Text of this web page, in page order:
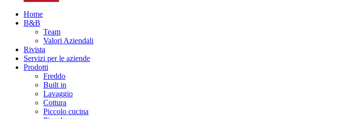
Home
B&B
Team
Valori Aziendali
Rivista
Servizi per le aziende
Prodotti
Freddo
Built in
Lavaggio
Cottura
Piccolo cucina